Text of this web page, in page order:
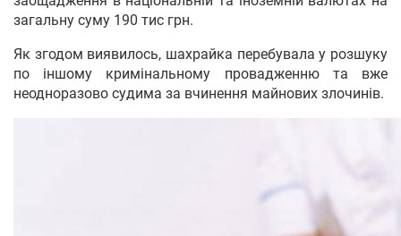
загальну суму 190 тис грн.
Як згодом виявилось, шахрайка перебувала у розшуку
по іншому кримінальному провадженню та вже
неодноразово судима за вчинення майнових злочинів.